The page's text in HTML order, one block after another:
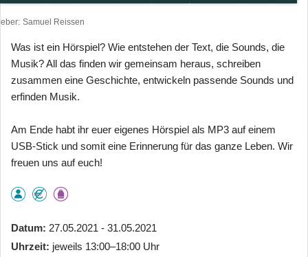
Samuel Reissen
Was ist ein Hörspiel? Wie entstehen der Text, die Sounds, die
Musik? All das finden wir gemeinsam heraus, schreiben
zusammen eine Geschichte, entwickeln passende Sounds und
erfinden Musik.
Am Ende habt ihr euer eigenes Hörspiel als MP3 auf einem
USB-Stick und somit eine Erinnerung für das ganze Leben. Wir
freuen uns auf euch!
Datum 27.05.2021 - 31.05.2021
Uhrzeit jeweils 13:00–18:00 Uhr